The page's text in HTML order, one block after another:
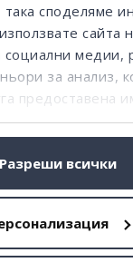
споделяме
сайта
социални медии,
за анализ,
предоставена
която са
страна на
Разреши всички
ТОВА,
сме и ще ти
Свържи се с нас